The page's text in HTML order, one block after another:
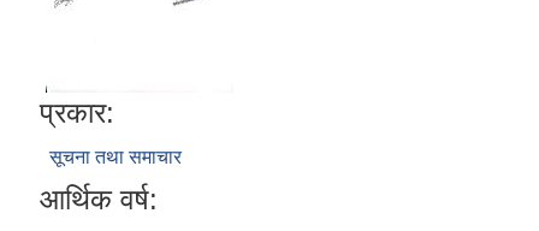
प्रकार:
सूचना तथा समाचार
आर्थिक वर्ष: